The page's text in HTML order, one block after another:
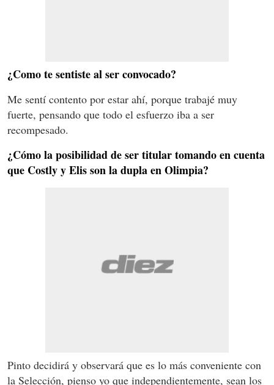
¿Como te sentiste al ser convocado?
Me sentí contento por estar ahí, porque trabajé muy
fuerte, pensando que todo el esfuerzo iba a ser
recompesado.
¿Cómo la posibilidad de ser titular tomando en cuenta
que Costly y Elis son la dupla en Olimpia?
Pinto decidirá y observará que es lo más conveniente con
la Selección, pienso yo que independientemente, sean los